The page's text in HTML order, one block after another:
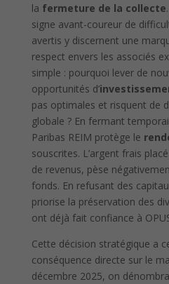
la fermeture de la collecte
signe avant-coureur de
avertis y discernent une
respect envers les associés
simple : pourquoi lever de
opportunités d’
pas optimales et risquent de
globale ? En fermant
Paribas REIM protège le
souscrites. L’argent frais
de revenus, pèse
fonds. En refusant des
priorise la préservation des
ont déjà fait confiance à
Cette décision stratégique a
conséquence directe sur le
décembre 2025, on